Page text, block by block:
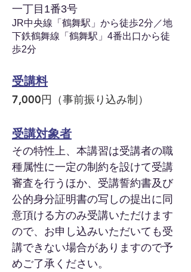
一丁目1番3号
JR中央線「鶴舞駅」から徒歩2分／地
下鉄鶴舞線「鶴舞駅」4番出口から徒
歩2分
受講料
7,000円（事前振り込み制）
受講対象者
その特性上、本講習は受講者の職
種属性に一定の制約を設けて受講
審査を行うほか、受講誓約書及び
公的身分証明書の写しの提出に同
意頂ける方のみ受講いただけます
ので、お申し込みいただいても受
講できない場合がありますので予
めご了承ください。